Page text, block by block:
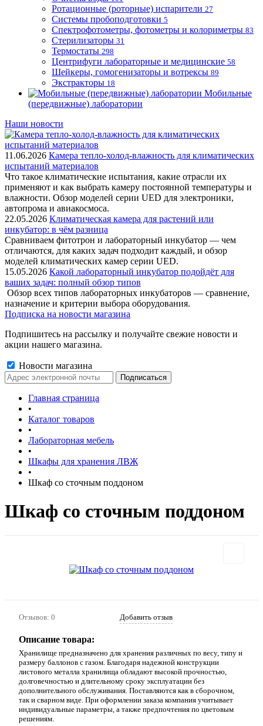
Ротационные (роторные) испарители 27
Системы пробоподготовки 5
Спектрофотометры, фотометры и колориметры 83
Стерилизаторы 31
Термостаты 298
Центрифуги лабораторные и медицинские 58
Шейкеры, гомогенизаторы и вотрексы 89
Экстракторы 18
Мобильные
(передвижные) лаборатории
Наши новости
11.06.2026 Камера тепло-холод-влажность для климатических
испытаний материалов
Что такое климатические испытания, какие отрасли их
применяют и как выбрать камеру постоянной температуры и
влажности. Обзор моделей серии UED для электроники,
автопрома и авиакосмоса.
22.05.2026 Климатическая камера для растений или
инкубатор: в чём разница
Сравниваем фитотрон и лабораторный инкубатор — чем
отличаются, для каких задач подходит каждый, и обзор
моделей климатических камер серии UED.
15.05.2026 Какой лабораторный инкубатор подойдёт для
ваших задач: полный обзор типов
Обзор всех типов лабораторных инкубаторов — сравнение,
назначение и критерии выбора оборудования.
Подписка на новости магазина
Подпишитесь на рассылку и получайте свежие новости и
акции нашего магазина.
Новости магазина
Главная страница
•
Каталог товаров
•
Лабораторная мебель
•
Шкафы для хранения ЛВЖ
•
Шкаф со сточным поддоном
Шкаф со сточным поддоном
Отзывов: 0 Добавить отзыв
Описание товара:
Хранилище предназначено для хранения различных по весу, типу и
размеру баллонов с газом. Благодаря надежной конструкции
листового металла хранилища обладают высокой прочностью,
долговечностью и длительному сроку эксплуатации без
дополнительного обслуживания. Поставляются как в сборочном,
так и сварном виде. При оформлении заказа компания учитывает
индивидуальные параметры, а также предпочтения по цветовым
решениям.